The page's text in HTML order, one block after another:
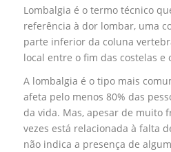
Lombalgia é o termo técnico
referência à dor lombar, uma
parte inferior da coluna
local entre o fim das costelas e
A lombalgia é o tipo mais
afeta pelo menos 80% das
da vida. Mas, apesar de muito
vezes está relacionada à falta
não indica a presença de